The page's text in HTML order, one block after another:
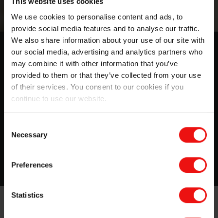
We use cookies to personalise content and ads, to
provide social media features and to analyse our traffic.
We also share information about your use of our site with
our social media, advertising and analytics partners who
may combine it with other information that you’ve
provided to them or that they’ve collected from your use
of their services. You consent to our cookies if you
continue to use our website.
Selection
Necessary
Preferences
Statistics
Tendances innovantes en matière de
dispositifs médicaux rendues
possibles par le silicone
Libérer l’innovation dans le domaine des technologies
médicales, surmonter les obstacles réglementaires et